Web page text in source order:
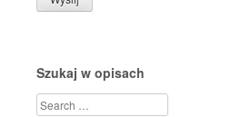
Szukaj w opisach
Search